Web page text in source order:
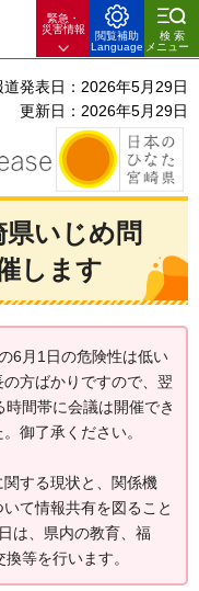
緊急・
災害情報
閲覧補助
Language
検索
メニュー
道発表日：2026年5月29日
更新日：2026年5月29日
県いじめ問
します
6月1日の危険性は低い
方ばかりですので、翌
間帯に会議は開催でき
御了承ください。
する現状と、関係機
て情報共有を図ること
は、県内の教育、福
等を行います。